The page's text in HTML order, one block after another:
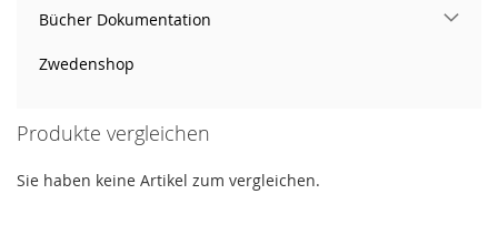
Bücher Dokumentation
Zwedenshop
Produkte vergleichen
Sie haben keine Artikel zum vergleichen.